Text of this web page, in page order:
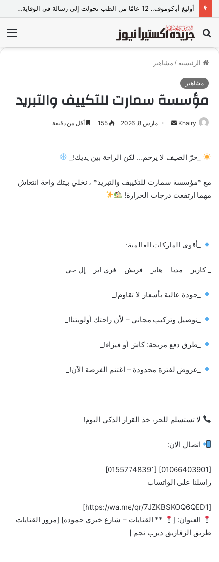
أوليغ أباكوموف.. 12 عامًا من الطب تحولت إلى رسالة في الوقاية وصناعة حياة أكثر صحة
بحث
عن
الرئيسية / مشاهير
مشاهير
مؤسسة سمارت للتكييف والتبريد
Khairy
ل
ر
ي
ل
ن
ا
مارس 8, 2026 155 أقل من دقيقة
_حرّ الصيف لا يرحم… لكن الراحة بين يديك!_
مع *مؤسسة سمارت للتكييف والتبريد* ، نخلي بيتك واحة انتعاش
مهما ارتفعت درجات الحرارة!
_أقوى الماركات العالمية:
_ كارير – مديا – هاير – فريش – فري اير – إل جي
_جودة عالية بأسعار لا تقاوم!_
_توصيل وتركيب مجاني – لأن راحتك أولويتنا!_
_طرق دفع مريحة: كاش أو فيزاء!_
_عروض لفترة محدودة – اغتنم الفرصة الآن!_
لا تستسلم للحر، خذ القرار الذكي اليوم!
اتصال الان:
[01066403901] [01557748391‬‏]
راسلنا على الواتساب
[https://wa.me/qr/7JZKBSKOQ6QED1]
العنوان: [
** القنايات – شارع خيري حموده] [مرور القنايات
طريق الزقازيق ديرب نجم ]